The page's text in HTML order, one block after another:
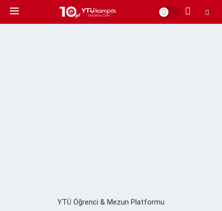
YTÜ Öğrenci & Mezun Platformu